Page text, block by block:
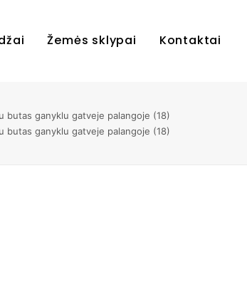
Žemės sklypai Kontaktai
butas ganyklu gatveje palangoje (18)
butas ganyklu gatveje palangoje (18)